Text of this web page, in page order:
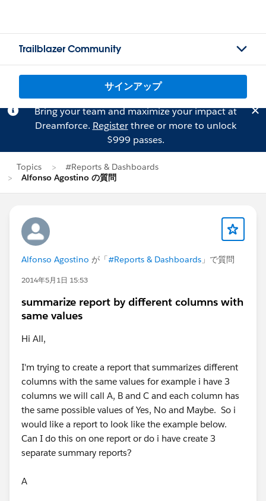
Trailblazer Community
サインアップ
Bring your team and maximize your impact at
Dreamforce. Registerthree or more to unlock
$999 passes.
Topics
#Reports & Dashboards
Alfonso Agostino の質問
Alfonso Agostino が「#Reports & Dashboards 」で質問
2014年5月1日 15:53
summarize report by different columns with
same values
Hi All,
I'm trying to create a report that summarizes different
columns with the same values for example i have 3
columns we will call A, B and C and each column has
the same possible values of Yes, No and Maybe. So i
would like a report to look like the example below.
Can I do this on one report or do i have create 3
separate summary reports?
A